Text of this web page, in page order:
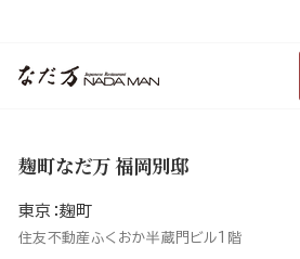
麹町なだ万 福岡別邸
東京：麹町
住友不動産ふくおか半蔵門ビル1階